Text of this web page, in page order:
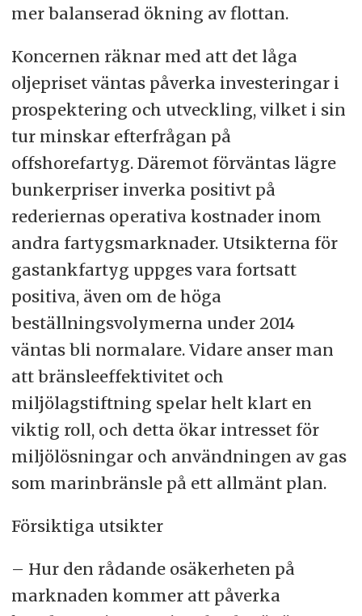
mer balanserad ökning av flottan.
Koncernen räknar med att det låga
oljepriset väntas påverka investeringar i
prospektering och utveckling, vilket i sin
tur minskar efterfrågan på
offshorefartyg. Däremot förväntas lägre
bunkerpriser inverka positivt på
rederiernas operativa kostnader inom
andra fartygsmarknader. Utsikterna för
gastankfartyg uppges vara fortsatt
positiva, även om de höga
beställningsvolymerna under 2014
väntas bli normalare. Vidare anser man
att bränsleeffektivitet och
miljölagstiftning spelar helt klart en
viktig roll, och detta ökar intresset för
miljölösningar och användningen av gas
som marinbränsle på ett allmänt plan.
Försiktiga utsikter
– Hur den rådande osäkerheten på
marknaden kommer att påverka